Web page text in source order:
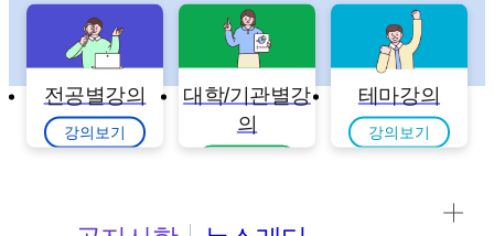
전공별강의
강의보기
대학/기관별강
의
테마강의
강의보기